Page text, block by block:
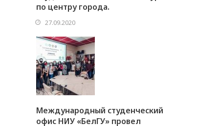
по центру города.
27.09.2020
Международный студенческий
офис НИУ «БелГУ» провел